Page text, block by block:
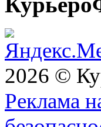
2026 ©
Реклама